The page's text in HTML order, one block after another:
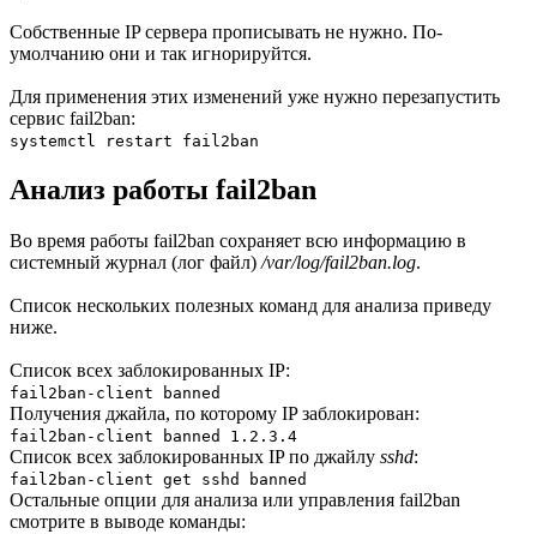
Собственные IP сервера прописывать не нужно. По-
умолчанию они и так игнорируйтся.
Для применения этих изменений уже нужно перезапустить
сервис fail2ban:
systemctl restart fail2ban
Анализ работы fail2ban
Во время работы fail2ban сохраняет всю информацию в
системный журнал (лог файл) /var/log/fail2ban.log.
Список нескольких полезных команд для анализа приведу
ниже.
Список всех заблокированных IP:
fail2ban-client banned
Получения джайла, по которому IP заблокирован:
fail2ban-client banned 1.2.3.4
Список всех заблокированных IP по джайлу sshd:
fail2ban-client get sshd banned
Остальные опции для анализа или управления fail2ban
смотрите в выводе команды: